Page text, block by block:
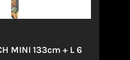
MINI 133cm + L 6